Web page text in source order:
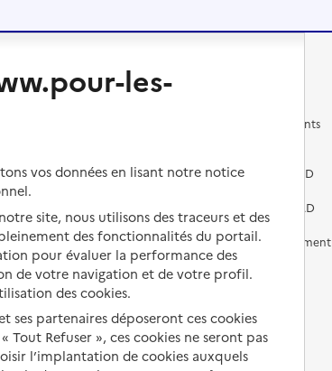
pour seniors
en accueil familial
solutions de logement
Les différents établissements
Préparer l'entrée en EHPAD
Aides financières en EHPAD
Prévention, accompagnement
et soins
Droits en EHPAD
les-
vos données en lisant notre notice
site, nous utilisons des traceurs et des
des fonctionnalités du portail.
pour évaluer la performance des
de votre navigation et de votre profil.
des cookies.
ses partenaires déposeront ces cookies
Refuser », ces cookies ne seront pas
l’implantation de cookies auxquels